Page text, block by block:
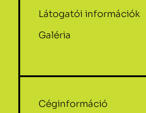
Látogatói információk
Galéria
Céginformáció